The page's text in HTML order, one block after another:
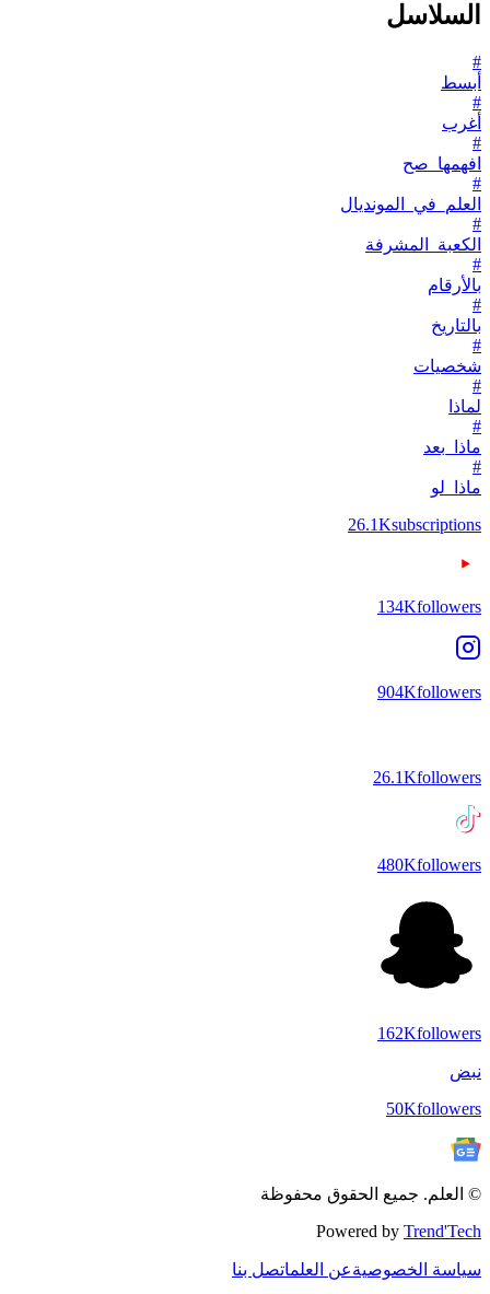
السلاسل
#
أبسط
#
أغرب
#
افهمها_صح
#
العلم_في_المونديال
#
الكعبة_المشرفة
#
بالأرقام
#
بالتاريخ
#
شخصيات
#
لماذا
#
ماذا_بعد
#
ماذا_لو
26.1Ksubscriptions
134Kfollowers
904Kfollowers
26.1Kfollowers
480Kfollowers
162Kfollowers
نبض
50Kfollowers
© العلم. جميع الحقوق محفوظة
Powered by Trend'Tech
سياسة الخصوصيةعن العلماتصل بنا